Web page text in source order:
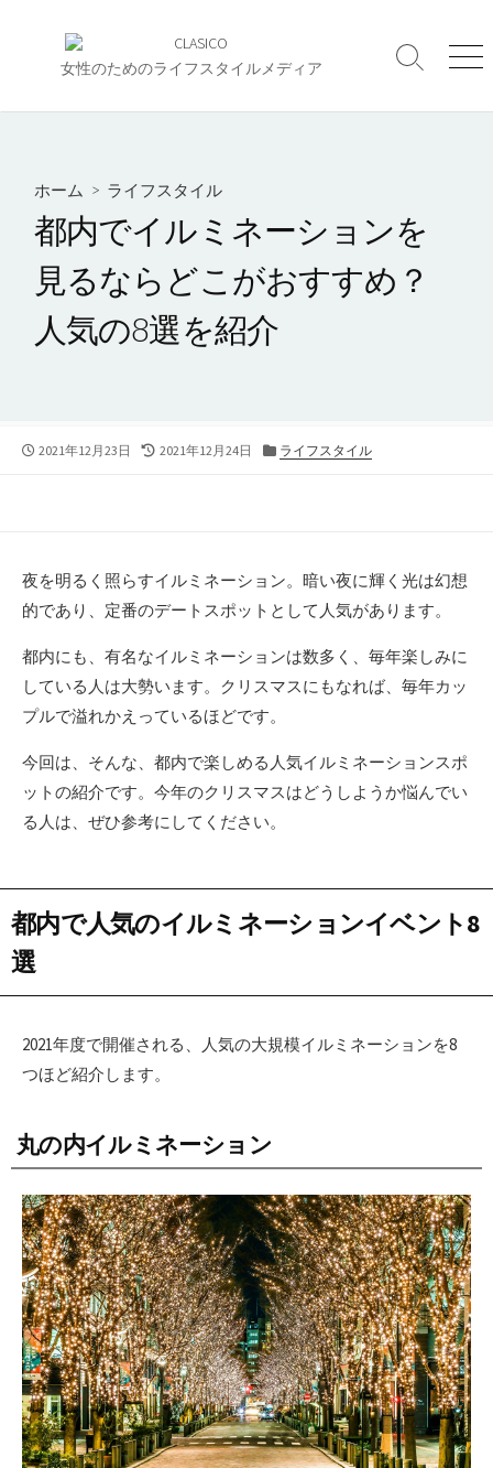
女性のためのライフスタイルメディア
検
メ
ホーム > ライフスタイル
都内でイルミネーションを
見るならどこがおすすめ？
人気の8選を紹介
公
2021年12月23日
最
2021年12月24日
カ
ライフスタイル
夜を明るく照らすイルミネーション。暗い夜に輝く光は幻想
的であり、定番のデートスポットとして人気があります。
都内にも、有名なイルミネーションは数多く、毎年楽しみに
している人は大勢います。クリスマスにもなれば、毎年カッ
プルで溢れかえっているほどです。
今回は、そんな、都内で楽しめる人気イルミネーションスポ
ットの紹介です。今年のクリスマスはどうしようか悩んでい
る人は、ぜひ参考にしてください。
都内で人気のイルミネーションイベント8
選
2021年度で開催される、人気の大規模イルミネーションを8
つほど紹介します。
丸の内イルミネーション